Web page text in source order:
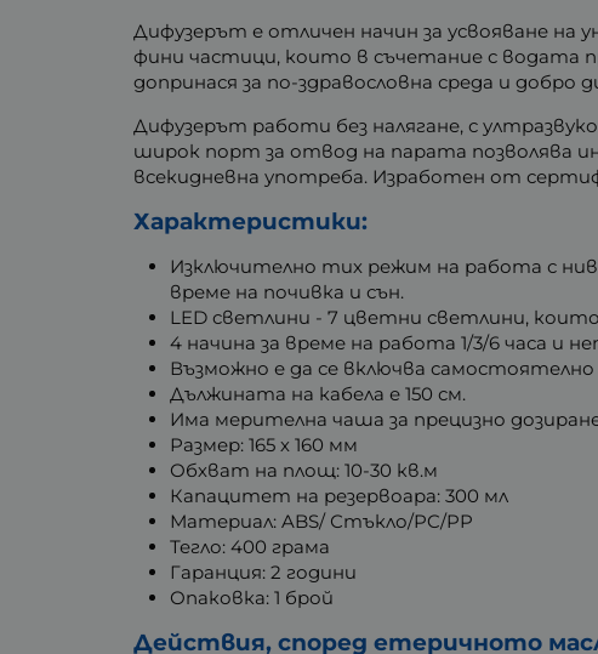
Дифузерът е отличен начин за усвояване на
фини частици, които в съчетание с водата
допринася за по-здравословна среда и добро
Дифузерът работи без налягане, с
широк порт за отвод на парата позволява
всекидневна употреба. Изработен от
Характеристики:
Изключително тих режим на работа с
време на почивка и сън.
LED светлини - 7 цветни светлини,
4 начина за време на работа 1/3/6 часа и
Възможно е да се включва
Дължината на кабела е 150 см.
Има мерителна чаша за прецизно
Размер: 165 х 160 мм
Обхват на площ: 10-30 кв.м
Капацитет на резервоара: 300 мл
Материал: ABS/ Стъкло/PC/PP
Тегло: 400 грама
Гаранция: 2 години
Опаковка: 1 брой
Действия, според етеричното